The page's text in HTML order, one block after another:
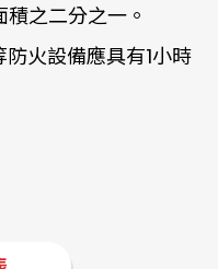
之二分之一。
火設備應具有1小時